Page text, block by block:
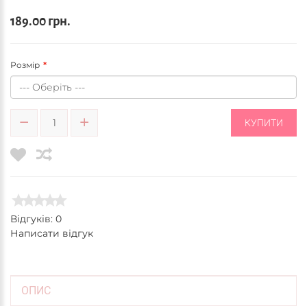
189.00 грн.
Розмір
КУПИТИ
Відгуків: 0
Написати відгук
ОПИС